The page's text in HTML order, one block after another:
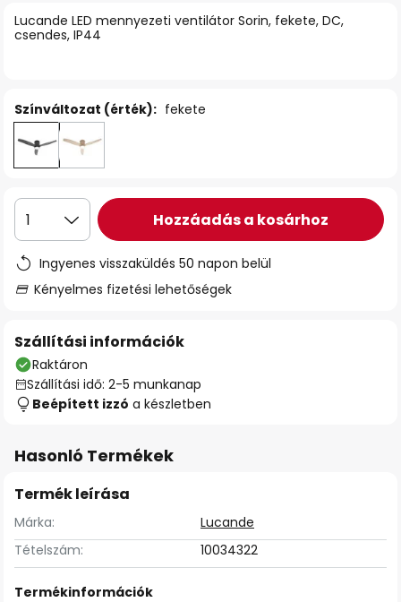
Lucande LED mennyezeti ventilátor Sorin, fekete, DC,
csendes, IP44
Színváltozat (érték): fekete
1 Hozzáadás a kosárhoz
Ingyenes visszaküldés 50 napon belül
Kényelmes fizetési lehetőségek
Szállítási információk
Raktáron
Szállítási idő: 2-5 munkanap
Beépített izzó a készletben
Hasonló Termékek
Termék leírása
Márka:
Lucande
Tételszám:
10034322
Termékinformációk